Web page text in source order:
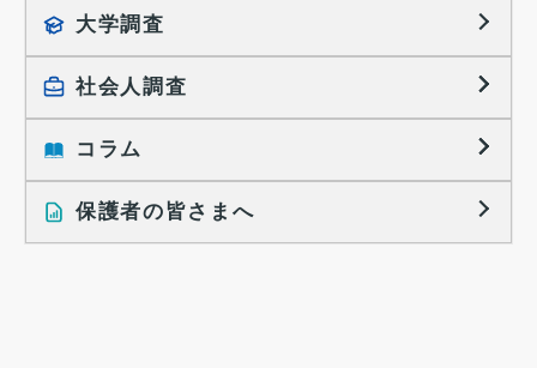
就職活動TOPICS
大学生の実態調査
働きたい組織の特徴
大学生の地域間移動レポート
就職活動に関するレポート
採用に関する調査
採用活動に関するレポート
大学調査
社会人調査
就職活動と入社後の就業
就業レディネス研究
コラム
インタビュー記事
保護者の皆さまへ